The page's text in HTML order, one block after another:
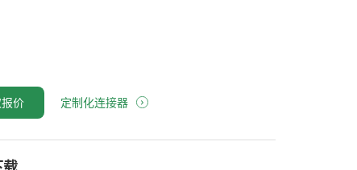
价 定制化连接器